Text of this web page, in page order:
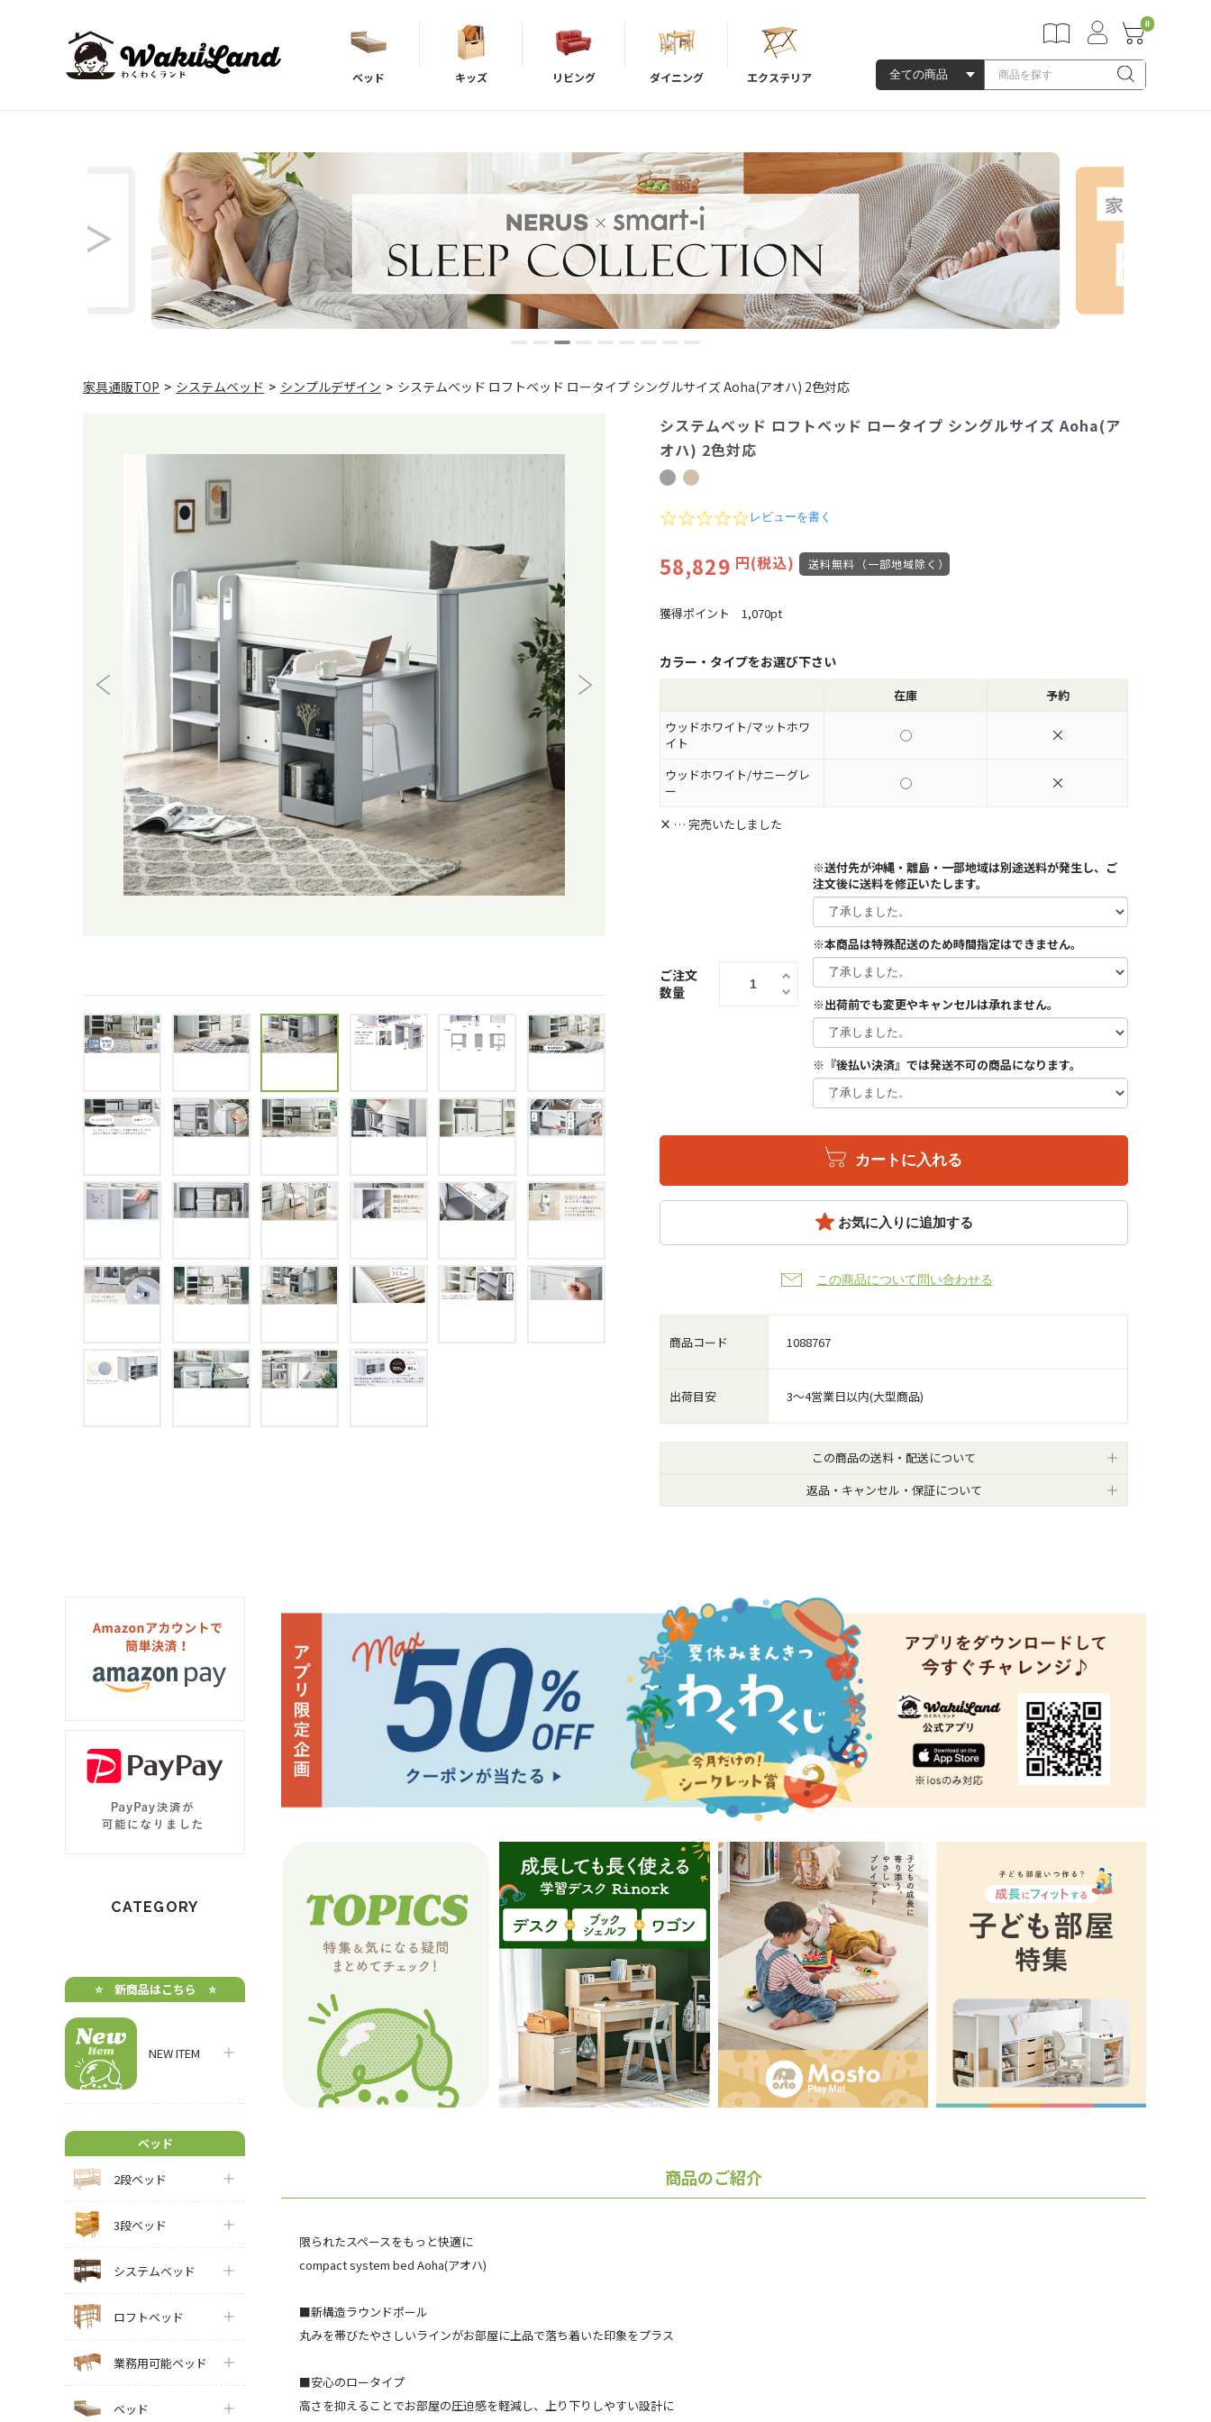
ベッド キッズ リビング ダイニング エクステリア
0
家具通販TOP > システムベッド > シンプルデザイン > システムベッド ロフトベッド ロータイプ シングルサイズ Aoha(アオハ) 2色対応
システムベッド ロフトベッド ロータイプ シングルサイズ Aoha(ア
オハ) 2色対応
0
s
t
r
r
t
i
n
レビューを書く
58,829 円(税込) 送料無料（一部地域除く）
獲得ポイント 1,070pt
カラー・タイプをお選び下さい
在庫
予約
ウッドホワイト/マットホワ
イト
×
ウッドホワイト/サニーグレ
ー
×
× … 完売いたしました
ご注文
数量
※送付先が沖縄・離島・一部地域は別途送料が発生し、ご
注文後に送料を修正いたします。
※本商品は特殊配送のため時間指定はできません。
※出荷前でも変更やキャンセルは承れません。
※『後払い決済』では発送不可の商品になります。
カートに入れる
お気に入りに追加する
この商品について問い合わせる
商品コード 1088767
出荷目安 3～4営業日以内(大型商品)
この商品の送料・配送について
返品・キャンセル・保証について
CATEGORY
⭐️ 新商品はこちら ⭐️
NEW ITEM
ベッド
2段ベッド
3段ベッド
システムベッド
ロフトベッド
業務用可能ベッド
ベッド
商品のご紹介
限られたスペースをもっと快適に
compact system bed Aoha(アオハ)
■新構造ラウンドポール
丸みを帯びたやさしいラインがお部屋に上品で落ち着いた印象をプラス
■安心のロータイプ
高さを抑えることでお部屋の圧迫感を軽減し、上り下りしやすい設計に